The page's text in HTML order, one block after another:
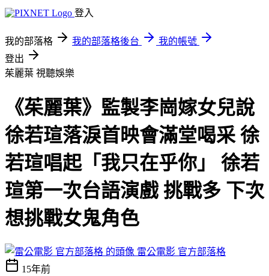
登入
我的部落格 我的部落格後台
我的帳號
登出
茱麗葉 視聽娛樂
《茱麗葉》監製李崗嫁女兒說
徐若瑄落淚首映會滿堂喝采 徐
若瑄唱起「我只在乎你」 徐若
瑄第一次台語演戲 挑戰多 下次
想挑戰女鬼角色
雷公電影 官方部落格
15年前